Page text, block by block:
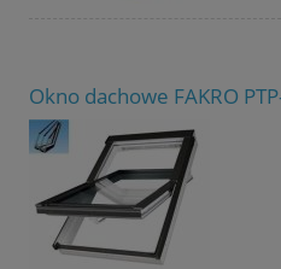
Okno dachowe FAKRO